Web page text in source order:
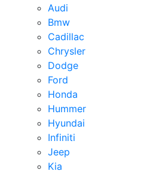
Audi
Bmw
Cadillac
Chrysler
Dodge
Ford
Honda
Hummer
Hyundai
Infiniti
Jeep
Kia